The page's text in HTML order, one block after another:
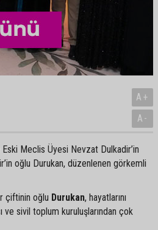
A+
A-
Eski Meclis Üyesi Nevzat Dulkadir’in
oğlu Durukan, düzenlenen görkemli
çiftinin oğlu Durukan, hayatlarını
ve sivil toplum kuruluşlarından çok